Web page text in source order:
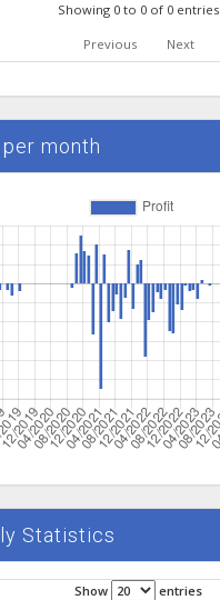
Showing 0 to 0 of 0 entries
Previous Next
month
Statistics
Show entries